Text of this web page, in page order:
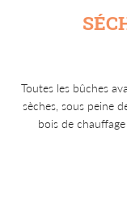
Toutes les bûches
sèches, sous peine
bois de